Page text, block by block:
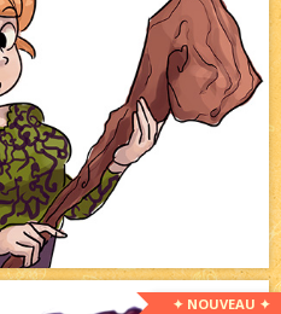
✦ NOUVEAU ✦